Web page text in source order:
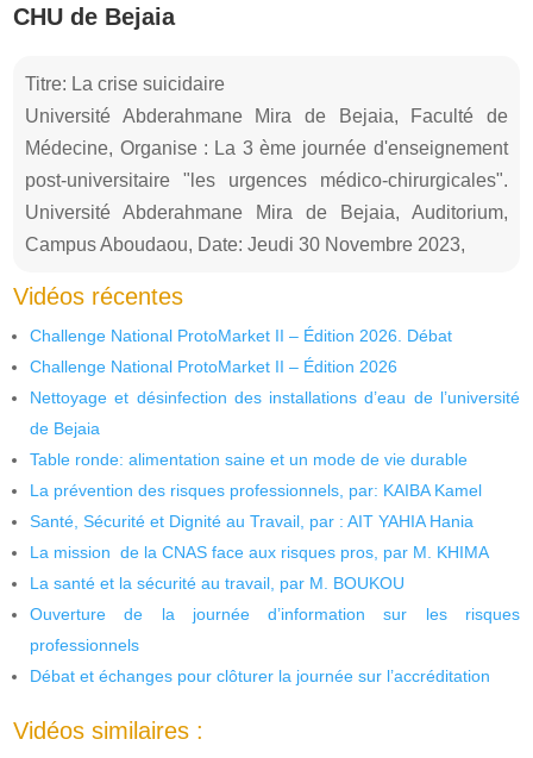
CHU de Bejaia
Titre: La crise suicidaire
Université Abderahmane Mira de Bejaia, Faculté de
Médecine, Organise : La 3 ème journée d'enseignement
post-universitaire "les urgences médico-chirurgicales".
Université Abderahmane Mira de Bejaia, Auditorium,
Campus Aboudaou, Date: Jeudi 30 Novembre 2023,
Vidéos récentes
Challenge National ProtoMarket II – Édition 2026. Débat
Challenge National ProtoMarket II – Édition 2026
Nettoyage et désinfection des installations d’eau de l’université
de Bejaia
Table ronde: alimentation saine et un mode de vie durable
La prévention des risques professionnels, par: KAIBA Kamel
Santé, Sécurité et Dignité au Travail, par : AIT YAHIA Hania
La mission de la CNAS face aux risques pros, par M. KHIMA
La santé et la sécurité au travail, par M. BOUKOU
Ouverture de la journée d’information sur les risques
professionnels
Débat et échanges pour clôturer la journée sur l’accréditation
Vidéos similaires :